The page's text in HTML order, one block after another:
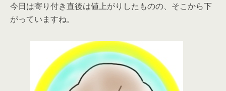
今日は寄り付き直後は値上がりしたものの、そこから下
がっていますね。